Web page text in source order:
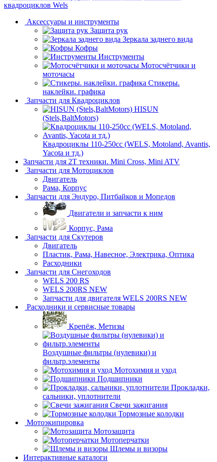
Аксессуары и инструменты
Защита рук
Зеркала заднего вида
Кофры
Инструменты
Мотосчётчики и
моточасы
Стикеры.
наклейки. графика
Запчасти для Квадроциклов
HISUN
(Stels,BaltMotors)
Квадроциклы 110-250сс (WELS, Motoland, Avantis,
Yacota и тд.)
Запчасти для 2T техники. Mini Cross, Mini ATV
Запчасти для Мотоциклов
Двигатель
Рама, Корпус
Запчасти для Эндуро, Питбайков и Мопедов
Двигатели и запчасти к ним
Корпус, Рама
Запчасти для Скутеров
Двигатель
Пластик, Рама, Навесное, Электрика, Оптика
Расходники
Запчасти для Снегоходов
WELS 200 RS
WELS 200RS NEW
Запчасти для двигателя WELS 200RS NEW
Расходники и сервисные товары
Крепёж, Метизы
Воздушные фильтры (нулевики) и
фильтр.элементы
Мотохимия и уход
Подшипники
Прокладки,
сальники, уплотнители
Свечи зажигания
Тормозные колодки
Мотоэкипировка
Мотозащита
Мотоперчатки
Шлемы и визоры
Интерактивные каталоги